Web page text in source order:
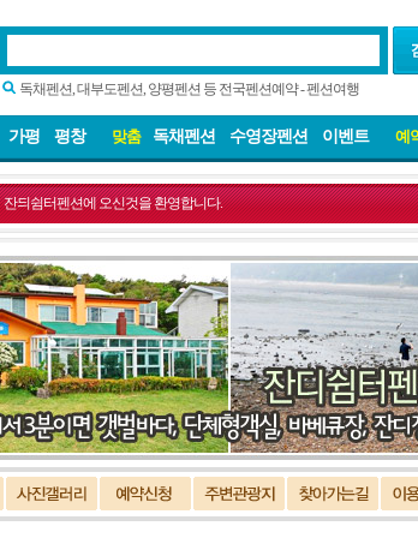
독채펜션, 대부도펜션, 양평펜션 등 전국펜션예약 - 펜션여행
가평 평창 맞춤 독채펜션 수영장펜션 이벤트 예
잔듸쉼터펜션에 오신것을 환영합니다.